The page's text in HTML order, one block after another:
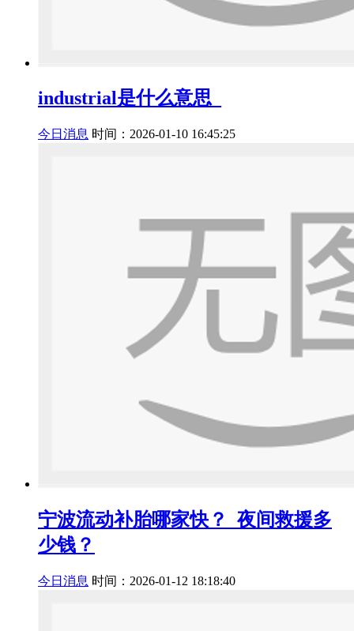
industrial是什么意思_
今日消息 时间：2026-01-10 16:45:25
宁波流动补胎哪家快？_夜间救援多
少钱？
今日消息 时间：2026-01-12 18:18:40